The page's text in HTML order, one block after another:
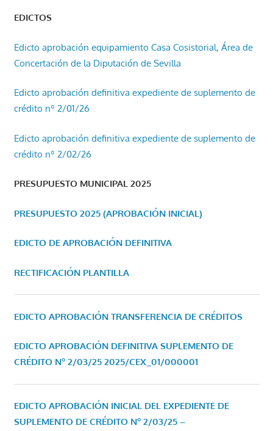
EDICTOS
Edicto aprobación equipamiento Casa Cosistorial, Área de
Concertación de la Diputación de Sevilla
Edicto aprobación definitiva expediente de suplemento de
crédito nº 2/01/26
Edicto aprobación definitiva expediente de suplemento de
crédito nº 2/02/26
PRESUPUESTO MUNICIPAL 2025
PRESUPUESTO 2025 (APROBACIÓN INICIAL)
EDICTO DE APROBACIÓN DEFINITIVA
RECTIFICACIÓN PLANTILLA
EDICTO APROBACIÓN TRANSFERENCIA DE CRÉDITOS
EDICTO APROBACIÓN DEFINITIVA SUPLEMENTO DE
CRÉDITO Nº 2/03/25 2025/CEX_01/000001
EDICTO APROBACIÓN INICIAL DEL EXPEDIENTE DE
SUPLEMENTO DE CRÉDITO Nº 2/03/25 –